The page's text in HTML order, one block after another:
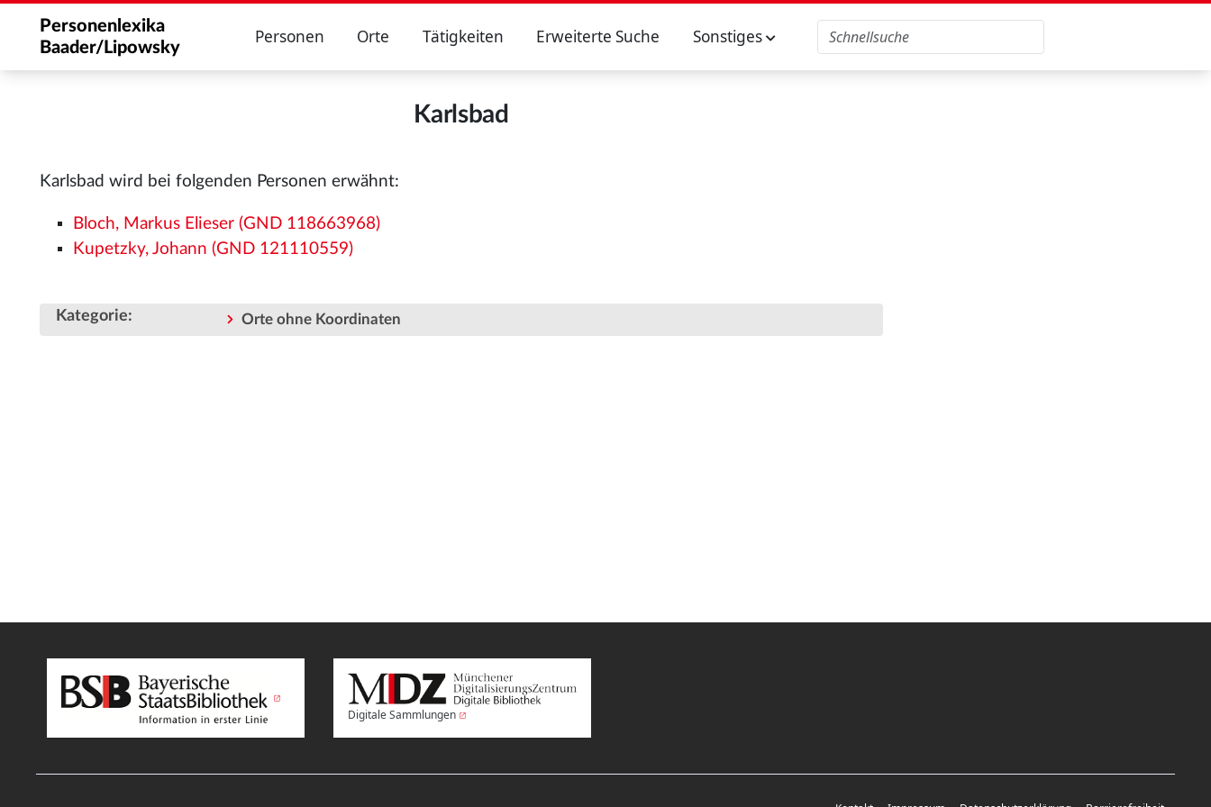
Personenlexika
Baader/Lipowsky
Personen Orte Tätigkeiten Erweiterte Suche Sonstiges
Karlsbad
Karlsbad wird bei folgenden Personen erwähnt:
Bloch, Markus Elieser (GND 118663968)
Kupetzky, Johann (GND 121110559)
Kategorie: Orte ohne Koordinaten
Digitale Sammlungen